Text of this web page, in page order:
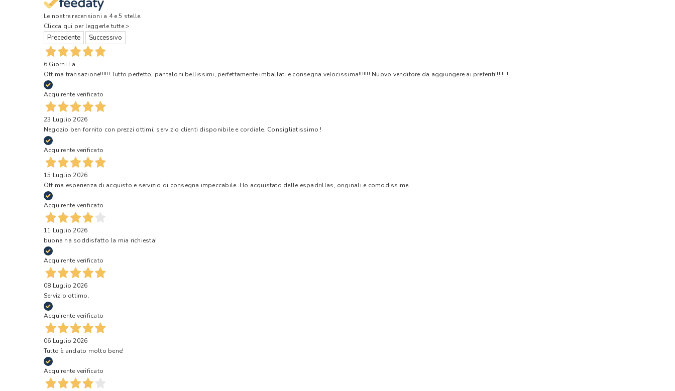
Le nostre recensioni a 4 e 5 stelle.
Clicca qui per leggerle tutte >
Precedente Successivo
6 Giorni Fa
Ottima transazione!!!!!! Tutto perfetto, pantaloni bellissimi, perfettamente imballati e consegna velocissima!!!!!!! Nuovo venditore da aggiungere ai preferiti!!!!!!!!
Acquirente verificato
23 Luglio 2026
Negozio ben fornito con prezzi ottimi, servizio clienti disponibile e cordiale. Consigliatissimo !
Acquirente verificato
15 Luglio 2026
Ottima esperienza di acquisto e servizio di consegna impeccabile. Ho acquistato delle espadrillas, originali e comodissime.
Acquirente verificato
11 Luglio 2026
buona ha soddisfatto la mia richiesta!
Acquirente verificato
08 Luglio 2026
Servizio ottimo.
Acquirente verificato
06 Luglio 2026
Tutto è andato molto bene!
Acquirente verificato